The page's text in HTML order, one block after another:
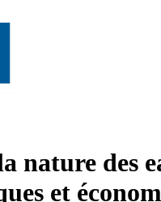
nature des
et